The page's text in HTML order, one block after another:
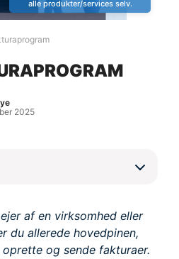
2025
af en virksomhed eller
du allerede hovedpinen,
og sende fakturaer.